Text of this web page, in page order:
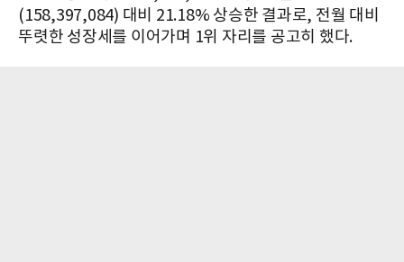
(158,397,084) 대비 21.18% 상승한 결과로, 전월 대비
뚜렷한 성장세를 이어가며 1위 자리를 공고히 했다.